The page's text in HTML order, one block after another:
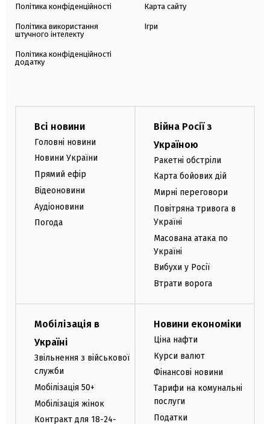
Політика конфіденційності
Політика використання
штучного інтелекту
Політика конфіденційності
додатку
Карта сайту
Ігри
Всі новини
Головні новини
Новини України
Прямий ефір
Відеоновини
Аудіоновини
Погода
Війна Росії з
Україною
Ракетні обстріли
Карта бойових дій
Мирні переговори
Повітряна тривога в
Україні
Масована атака по
Україні
Вибухи у Росії
Втрати ворога
Мобілізація в
Україні
Звільнення з військової
служби
Мобілізація 50+
Мобілізація жінок
Контракт для 18-24-
Новини економіки
Ціна нафти
Курси валют
Фінансові новини
Тарифи на комунальні
послуги
Податки